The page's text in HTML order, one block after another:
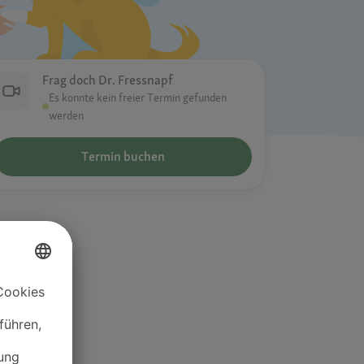
Frag doch Dr. Fressnapf
Es konnte kein freier Termin gefunden
werden
Termin buchen